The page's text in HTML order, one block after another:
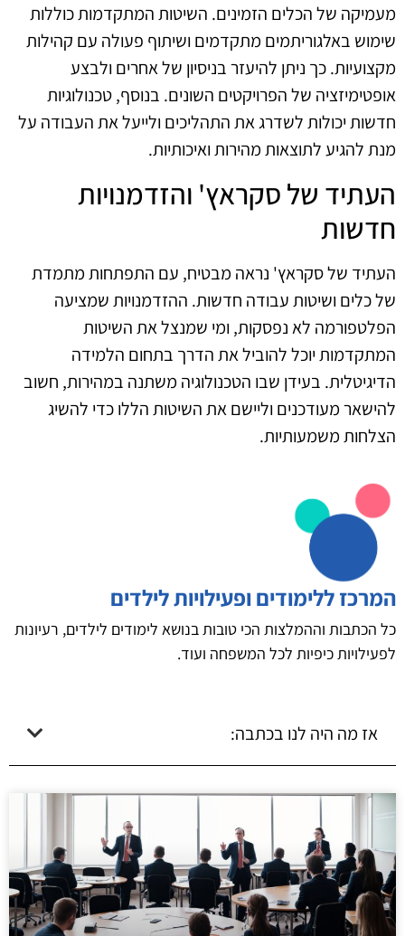
מעמיקה של הכלים הזמינים. השיטות המתקדמות כוללות
שימוש באלגוריתמים מתקדמים ושיתוף פעולה עם קהילות
מקצועיות. כך ניתן להיעזר בניסיון של אחרים ולבצע
אופטימיזציה של הפרויקטים השונים. בנוסף, טכנולוגיות
חדשות יכולות לשדרג את התהליכים ולייעל את העבודה על
מנת להגיע לתוצאות מהירות ואיכותיות.
העתיד של סקראץ' והזדמנויות
חדשות
העתיד של סקראץ' נראה מבטיח, עם התפתחות מתמדת
של כלים ושיטות עבודה חדשות. ההזדמנויות שמציעה
הפלטפורמה לא נפסקות, ומי שמנצל את השיטות
המתקדמות יוכל להוביל את הדרך בתחום הלמידה
הדיגיטלית. בעידן שבו הטכנולוגיה משתנה במהירות, חשוב
להישאר מעודכנים וליישם את השיטות הללו כדי להשיג
הצלחות משמעותיות.
המרכז ללימודים ופעילויות לילדים
כל הכתבות וההמלצות הכי טובות בנושא לימודים לילדים, רעיונות
לפעילויות כיפיות לכל המשפחה ועוד.
אז מה היה לנו בכתבה: